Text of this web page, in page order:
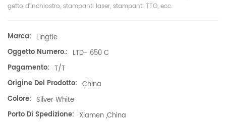
getto d'inchiostro, stampanti laser, stampanti TTO, ecc.
Marca: Lingtie
Oggetto Numero.: LTD- 650 C
Pagamento: T/T
Origine Del Prodotto: China
Colore: Silver White
Porto Di Spedizione: Xiamen ,China